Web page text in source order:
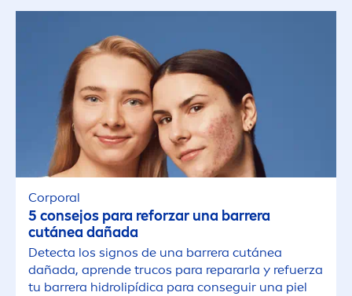
Corporal
5 consejos para reforzar una barrera
cutánea dañada
Detecta los signos de una barrera cutánea
dañada, aprende trucos para repararla y refuerza
tu barrera hidrolipídica para conseguir una piel